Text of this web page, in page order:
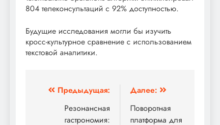
804 телеконсультаций с 92% доступностью.
Будущие исследования могли бы изучить
кросс-культурное сравнение с использованием
текстовой аналитики.
Навигация
Предыдущая:
Резонансная
гастрономия:
Далее:
Поворотная
платформа для